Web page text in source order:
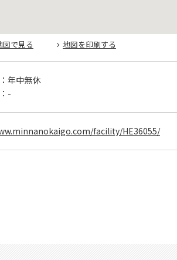
で見る 地図を印刷する
年中無休
-
facility/HE36055/